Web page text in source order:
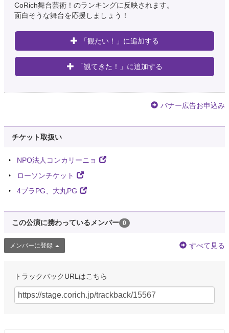
CoRich舞台芸術！のランキングに反映されます。
面白そうな舞台を応援しましょう！
「観たい！」に追加する
「観てきた！」に追加する
バナー広告お申込み
チケット取扱い
NPO法人コンカリーニョ
ローソンチケット
4プラPG、大丸PG
この公演に携わっているメンバー 0
メンバーに登録 すべて見る
トラックバックURLはこちら